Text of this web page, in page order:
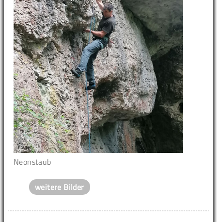
Neonstaub
weitere Bilder